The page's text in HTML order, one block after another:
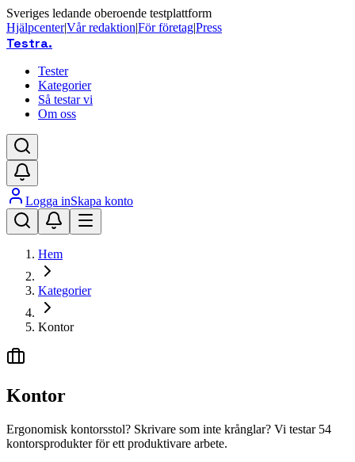
Sveriges ledande oberoende testplattform
Hjälpcenter|Vår redaktion|För företag|Press
Testra.
Tester
Kategorier
Så testar vi
Om oss
Logga inSkapa konto
Hem
Kategorier
Kontor
Kontor
Ergonomisk kontorsstol? Skrivare som inte krånglar? Vi testar 54
kontorsprodukter för ett produktivare arbete.